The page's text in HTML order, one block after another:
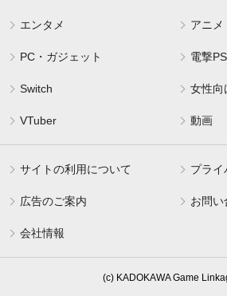
エンタメ アニメ
PC・ガジェット 電撃PS
Switch 女性向
VTuber 動画
サイトの利用について プライ
広告のご案内 お問い
会社情報
(c) KADOKAWA Game